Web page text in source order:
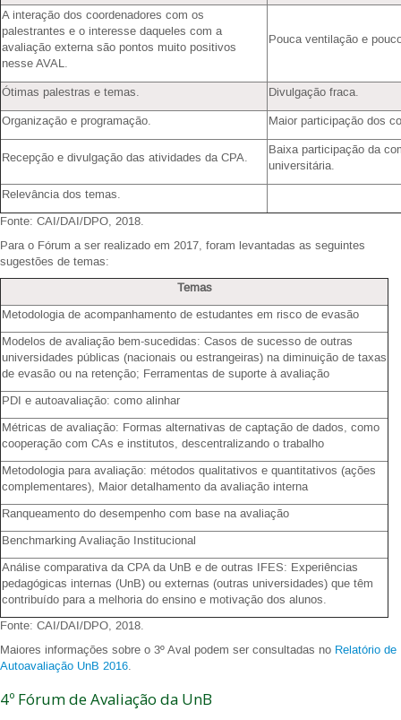
A interação dos coordenadores com os
palestrantes e o interesse daqueles com a
avaliação externa são pontos muito positivos
nesse AVAL.
Pouca ventilação e
Ótimas palestras e temas.
Divulgação fraca.
Organização e programação.
Maior participação dos
Recepção e divulgação das atividades da CPA.
Baixa participação da
universitária.
Relevância dos temas.
Fonte: CAI/DAI/DPO, 2018.
Para o Fórum a ser realizado em 2017, foram levantadas as seguintes
sugestões de temas:
Temas
Metodologia de acompanhamento de estudantes em risco de evasão
Modelos de avaliação bem-sucedidas: Casos de sucesso de outras
universidades públicas (nacionais ou estrangeiras) na diminuição de taxas
de evasão ou na retenção; Ferramentas de suporte à avaliação
PDI e autoavaliação: como alinhar
Métricas de avaliação: Formas alternativas de captação de dados, como
cooperação com CAs e institutos, descentralizando o trabalho
Metodologia para avaliação: métodos qualitativos e quantitativos (ações
complementares), Maior detalhamento da avaliação interna
Ranqueamento do desempenho com base na avaliação
Benchmarking Avaliação Institucional
Análise comparativa da CPA da UnB e de outras IFES: Experiências
pedagógicas internas (UnB) ou externas (outras universidades) que têm
contribuído para a melhoria do ensino e motivação dos alunos.
Fonte: CAI/DAI/DPO, 2018.
Maiores informações sobre o 3º Aval podem ser consultadas no Relatório de
Autoavaliação UnB 2016.
4º Fórum de Avaliação da UnB